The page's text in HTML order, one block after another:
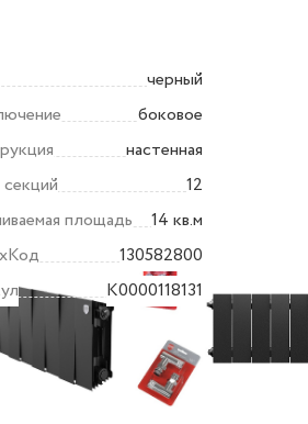
черный
боковое
настенная
12
площадь
14 кв.м
130582800
K0000118131